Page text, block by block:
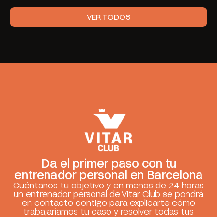
VER TODOS
Da el primer paso con tu
entrenador personal en Barcelona
Cuéntanos tu objetivo y en menos de 24 horas
un entrenador personal de Vitar Club se pondrá
en contacto contigo para explicarte cómo
trabajaríamos tu caso y resolver todas tus